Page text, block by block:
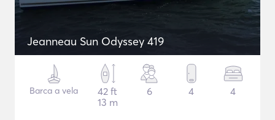
Jeanneau Sun Odyssey 419
Barca a vela
42 ft
13 m
6 4 4